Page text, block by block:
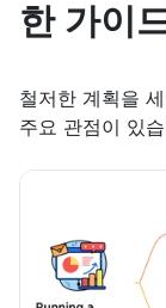
한 가이
철저한 계획을
주요 관점이 있